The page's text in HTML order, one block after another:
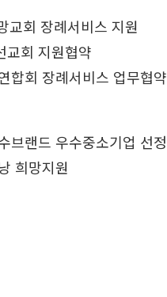
교회 장례서비스 지원
교회 지원협약
합회 장례서비스 업무협약
브랜드 우수중소기업 선정
희망지원